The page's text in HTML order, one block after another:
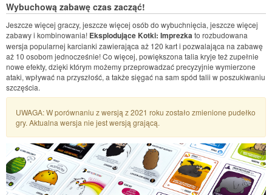
Wybuchową zabawę czas zacząć!
Jeszcze więcej graczy, jeszcze więcej osób do wybuchnięcia, jeszcze więcej
zabawy i kombinowania! Eksplodujące Kotki: Imprezka to rozbudowana
wersja popularnej karcianki zawierająca aż 120 kart i pozwalająca na zabawę
aż 10 osobom jednocześnie! Co więcej, powiększona talia kryje też zupełnie
nowe efekty, dzięki którym możemy przeprowadzać precyzyjnie wymierzone
ataki, wpływać na przyszłość, a także sięgać na sam spód talii w poszukiwaniu
szczęścia.
UWAGA: W porównaniu z wersją z 2021 roku zostało zmienione pudełko
gry. Aktualna wersja nie jest wersją grającą.